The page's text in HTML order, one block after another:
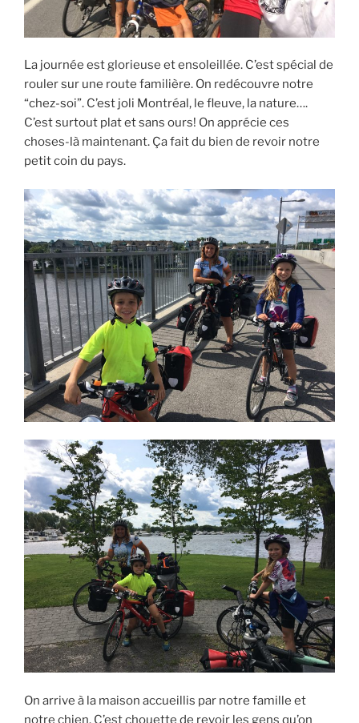
La journée est glorieuse et ensoleillée. C’est spécial de
rouler sur une route familière. On redécouvre notre
“chez-soi”. C’est joli Montréal, le fleuve, la nature….
C’est surtout plat et sans ours! On apprécie ces
choses-là maintenant. Ça fait du bien de revoir notre
petit coin du pays.
On arrive à la maison accueillis par notre famille et
notre chien. C’est chouette de revoir les gens qu’on